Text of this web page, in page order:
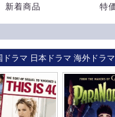
新着商品 特
ドラマ 日本ドラマ 海外ドラ